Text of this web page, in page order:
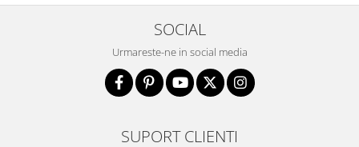
SOCIAL
Urmareste-ne in social media
SUPORT CLIENTI